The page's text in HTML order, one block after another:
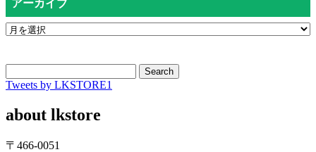
アーカイブ
Search
Tweets by LKSTORE1
about lkstore
〒466-0051